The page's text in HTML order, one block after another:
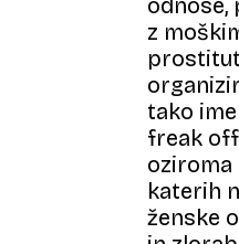
odnose,
z
tako
freak
oziroma
katerih
ženske